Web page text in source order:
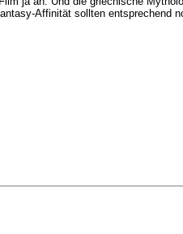
Affinität sollten